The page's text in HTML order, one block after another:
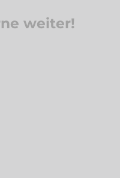
weiter!